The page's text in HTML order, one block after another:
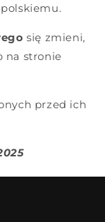
się zmieni,
na stronie
przed ich